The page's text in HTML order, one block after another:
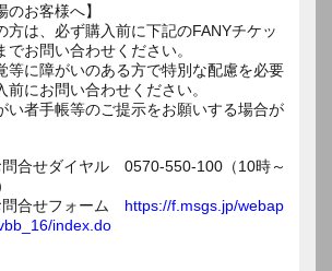
のお客様へ】
方は、必ず購入前に下記のFANYチケッ
でお問い合わせください。
等に障がいのある方で特別な配慮を必要
前にお問い合わせください。
い者手帳等のご提示をお願いする場合が
問合せダイヤル 0570-550-100（10時～
問合せフォーム https://f.msgs.jp/webap
index.do